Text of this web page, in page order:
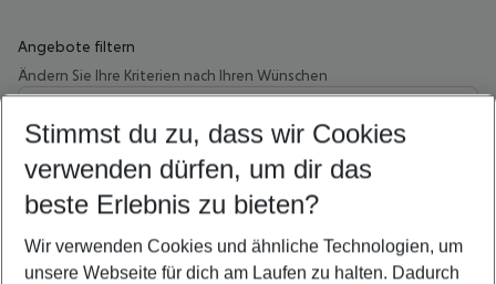
Angebote filtern
Ändern Sie Ihre Kriterien nach Ihren Wünschen
Wähle deinen Abflughafen
Beliebiger Abflughafen
Wähle deinen Reisezeitraum
5-8 Nächte
2 Erwachsene Keine Kinder
Stimmst du zu, dass wir Cookies
verwenden dürfen, um dir das
beste Erlebnis zu bieten?
Wir verwenden Cookies und ähnliche Technologien, um
unsere Webseite für dich am Laufen zu halten. Dadurch